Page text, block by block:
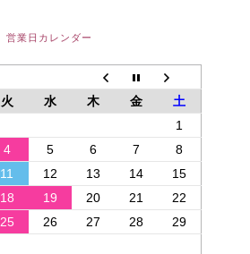
営業日カレンダー
火 水 木 金
土
1
4 5 6 7
8
11 12 13 14
15
18 19 20 21
22
25 26 27 28
29